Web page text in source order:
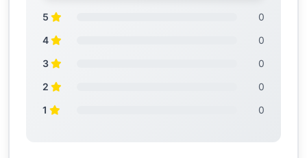
5
0
4
0
3
0
2
0
1
0